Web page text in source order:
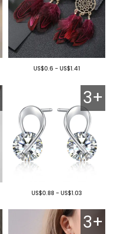
US$0.6 - US$1.41
3+
US$0.88 - US$1.03
3+